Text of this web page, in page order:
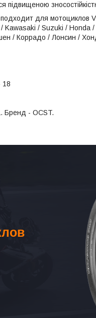
підвищеною
для мотоциклов
Kawasaki / Suzuki /
/ Коррадо / Лонсин /
18
Бренд - OCST.